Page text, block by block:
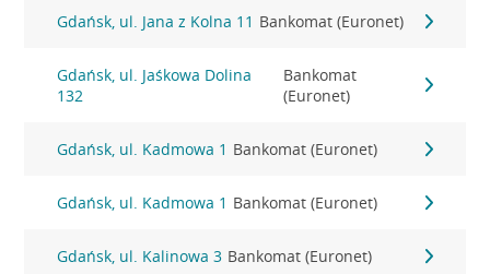
Gdańsk, ul. Jana z Kolna 11 Bankomat (Euronet)
Gdańsk, ul. Jaśkowa Dolina
132
Bankomat
(Euronet)
Gdańsk, ul. Kadmowa 1 Bankomat (Euronet)
Gdańsk, ul. Kadmowa 1 Bankomat (Euronet)
Gdańsk, ul. Kalinowa 3 Bankomat (Euronet)